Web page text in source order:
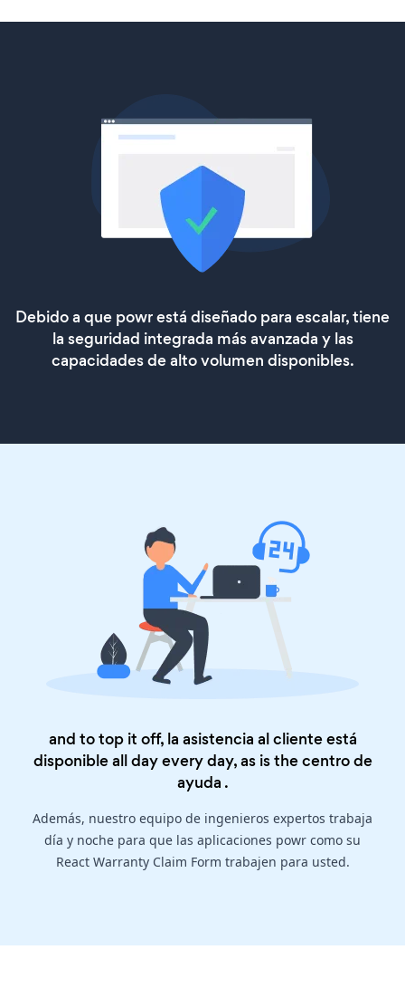
Debido a que powr está diseñado para escalar, tiene
la seguridad integrada más avanzada y las
capacidades de alto volumen disponibles.
and to top it off, la asistencia al cliente está
disponible all day every day, as is thecentro de
ayuda .
Además, nuestro equipo de ingenieros expertos trabaja
día y noche para que las aplicaciones powr como su
React Warranty Claim Form trabajen para usted.